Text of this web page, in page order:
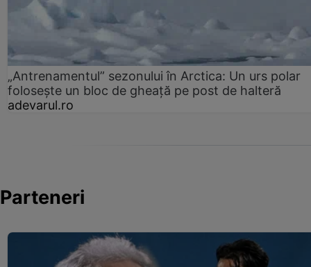
„Antrenamentul” sezonului în Arctica: Un urs polar
folosește un bloc de gheață pe post de halteră
adevarul.ro
Parteneri